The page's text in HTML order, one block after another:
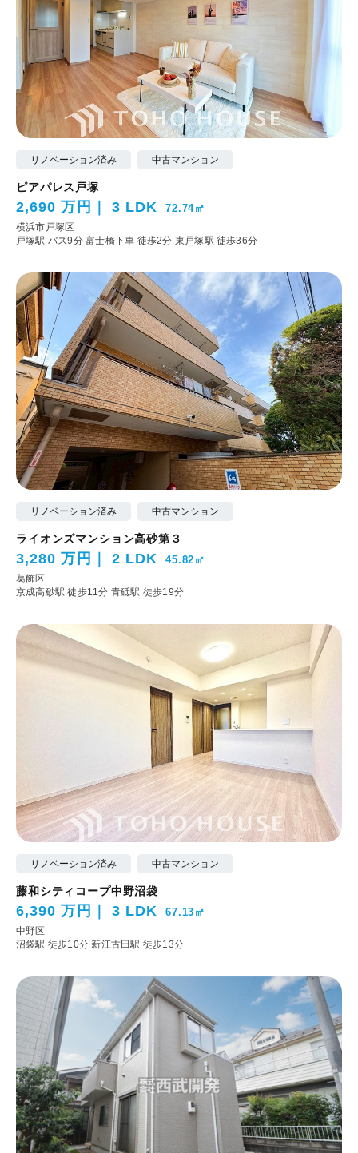
リノベーション済み 中古マンション
ピアパレス戸塚
2,690 万円 3 LDK 72.74㎡
横浜市戸塚区
戸塚駅 バス9分 富士橋下車 徒歩2分 東戸塚駅 徒歩36分
リノベーション済み 中古マンション
ライオンズマンション高砂第３
3,280 万円 2 LDK 45.82㎡
葛飾区
京成高砂駅 徒歩11分 青砥駅 徒歩19分
リノベーション済み 中古マンション
藤和シティコープ中野沼袋
6,390 万円 3 LDK 67.13㎡
中野区
沼袋駅 徒歩10分 新江古田駅 徒歩13分